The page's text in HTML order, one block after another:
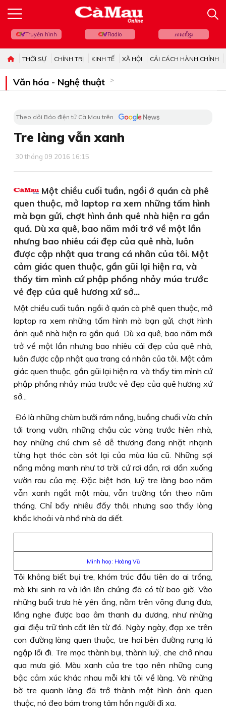
Truyền hình Radio ភាសាខ្មែរ
THỜI SỰ CHÍNH TRỊ KINH TẾ XÃ HỘI CẢI CÁCH HÀNH CHÍNH
Văn hóa - Nghệ thuật
Theo dõi Báo điện tử Cà Mau trên
Tre làng vẫn xanh
30 tháng 09 2016 16:15
Một chiều cuối tuần, ngồi ở quán cà phê
quen thuộc, mở laptop ra xem những tấm hình
mà bạn gửi, chợt hình ảnh quê nhà hiện ra gần
quá. Dù xa quê, bao năm mới trở về một lần
nhưng bao nhiêu cái đẹp của quê nhà, luôn
được cập nhật qua trang cá nhân của tôi. Một
cảm giác quen thuộc, gần gũi lại hiện ra, và
thấy tim mình cứ phập phồng nhảy múa trước
vẻ đẹp của quê hương xứ sở...
Một chiều cuối tuần, ngồi ở quán cà phê quen thuộc, mở
laptop ra xem những tấm hình mà bạn gửi, chợt hình
ảnh quê nhà hiện ra gần quá. Dù xa quê, bao năm mới
trở về một lần nhưng bao nhiêu cái đẹp của quê nhà,
luôn được cập nhật qua trang cá nhân của tôi. Một cảm
giác quen thuộc, gần gũi lại hiện ra, và thấy tim mình cứ
phập phồng nhảy múa trước vẻ đẹp của quê hương xứ
sở...
Ðó là những chùm bưởi rám nắng, buồng chuối vừa chín
tới trong vườn, những chậu cúc vàng trước hiên nhà,
hay những chú chim sẻ dễ thương đang nhặt nhạnh
từng hạt thóc còn sót lại của mùa lúa cũ. Những sợi
nắng mỏng manh như tơ trời cứ rơi dần, rơi dần xuống
vườn rau của mẹ. Ðặc biệt hơn, luỹ tre làng bao năm
vẫn xanh ngắt một màu, vẫn trường tồn theo năm
tháng. Chỉ bấy nhiêu đấy thôi, nhưng sao thấy lòng
khắc khoải và nhớ nhà da diết.
Minh hoạ: Hoàng Vũ
Tôi không biết bụi tre, khóm trúc đầu tiên do ai trồng,
mà khi sinh ra và lớn lên chúng đã có từ bao giờ. Vào
những buổi trưa hè yên ắng, nằm trên võng đung đưa,
lắng nghe được bao âm thanh du dương, như những
giai điệu trữ tình cất lên từ đó. Ngày ngày, đạp xe trên
con đường làng quen thuộc, tre hai bên đường rụng lá
ngập lối đi. Tre mọc thành bụi, thành luỹ, che chở nhau
qua mưa gió. Màu xanh của tre tạo nên những cung
bậc cảm xúc khác nhau mỗi khi tôi về làng. Và những
bờ tre quanh làng đã trở thành một hình ảnh quen
thuộc, nó đeo bám trong tâm hồn người đi xa.